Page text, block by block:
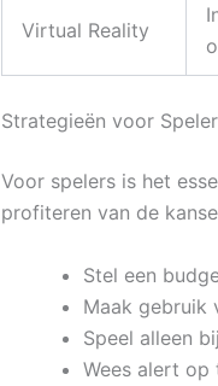
Virtual Reality
Strategieën voor
Voor spelers is het
profiteren van de
Stel een
Maak gebruik
Speel alleen
Wees alert op